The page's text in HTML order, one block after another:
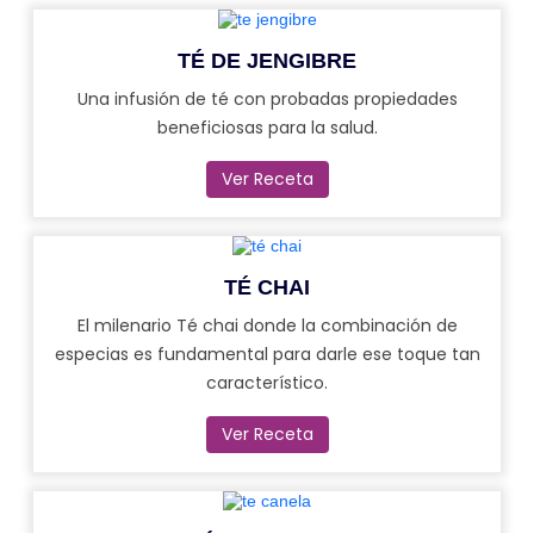
TÉ DE JENGIBRE
Una infusión de té con probadas propiedades
beneficiosas para la salud.
Ver Receta
TÉ CHAI
El milenario Té chai donde la combinación de
especias es fundamental para darle ese toque tan
característico.
Ver Receta